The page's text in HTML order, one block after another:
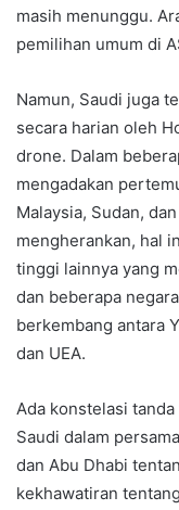
masih menunggu.
pemilihan umum di
Namun, Saudi juga
secara harian oleh
drone. Dalam
mengadakan
Malaysia, Sudan,
mengherankan, hal
tinggi lainnya yang
dan beberapa
berkembang antara
dan UEA.
Ada konstelasi
Saudi dalam
dan Abu Dhabi
kekhawatiran